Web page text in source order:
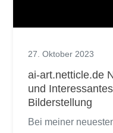
27. Oktober 2023
ai-art.netticle.de
und
Bilderstellung
Bei meiner